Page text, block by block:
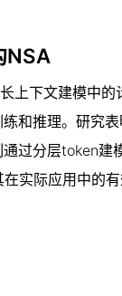
NSA
上下文建模中
和推理。研究
过分层token建
实际应用中的